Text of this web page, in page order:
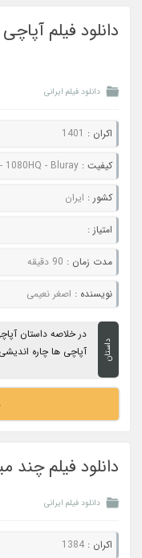
دانلود فیلم آپاچی
دانلود فیلم ایرانی
اکران : 1401
کیفیت :- 1080P - 1080HQ - Bluray
کشور : ایران
امتیاز :
مدت زمان : 90 دقیقه
نویسنده : اصغر نعیمی
داستان
در خلاصه داستان
آپاچی ها چاره
دانلود فیلم چند
دانلود فیلم ایرانی
اکران :1384